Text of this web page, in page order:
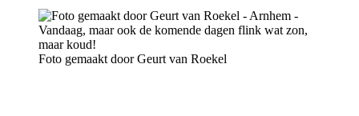
Foto gemaakt door Geurt van Roekel